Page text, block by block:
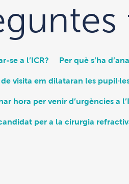
se a l’ICR? Per què s’ha
visita em dilataran les
hora per venir d’urgències a
per a la cirurgia